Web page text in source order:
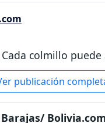
colmillo puede
publicación
Bolivia.com